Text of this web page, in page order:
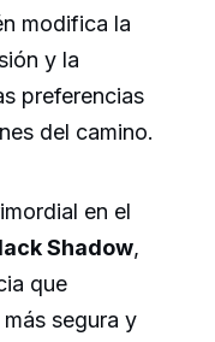
modifica la
y la
preferencias
del camino.
en el
Shadow,
que
segura y